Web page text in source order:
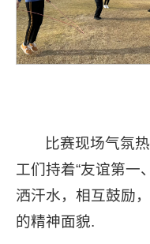
比赛现场气氛
工们持着“友谊第一
洒汗水，相互鼓励
的精神面貌.